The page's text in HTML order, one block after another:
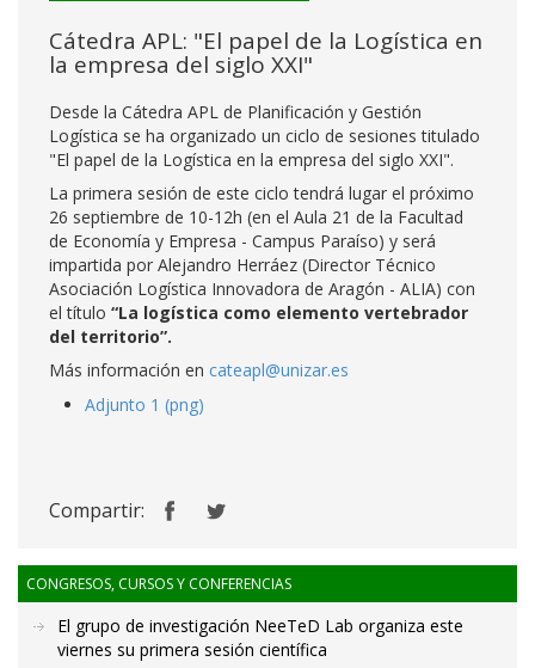
Cátedra APL: "El papel de la Logística en
la empresa del siglo XXI"
Desde la Cátedra APL de Planificación y Gestión
Logística se ha organizado un ciclo de sesiones titulado
"El papel de la Logística en la empresa del siglo XXI".
La primera sesión de este ciclo tendrá lugar el próximo
26 septiembre de 10-12h (en el Aula 21 de la Facultad
de Economía y Empresa - Campus Paraíso) y será
impartida por Alejandro Herráez (Director Técnico
Asociación Logística Innovadora de Aragón - ALIA) con
el título “La logística como elemento vertebrador
del territorio”.
Más información en cateapl@unizar.es
Adjunto 1 (png)
Compartir:
CONGRESOS, CURSOS Y CONFERENCIAS
El grupo de investigación NeeTeD Lab organiza este
viernes su primera sesión científica